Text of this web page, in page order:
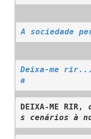
A sociedade
Deixa-me
a
DEIXA-ME RIR,
s cenários à